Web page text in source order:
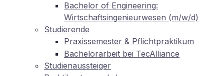
Ba­che­lor of En­gi­nee­ring:
Wirtschaftsingenieurwesen (m/w/d)
Stu­die­ren­de
Pra­xis­se­mes­ter & Pflichtpraktikum
Ba­che­lor­ar­beit bei TecAlliance
Stu­di­en­aus­stei­ger